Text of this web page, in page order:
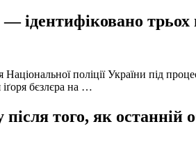
ідентифіковано трьох
поліції України під
бєзлєра на …
того, як останній